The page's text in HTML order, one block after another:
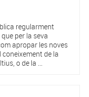
regularment
per la seva
apropar les noves
de la
o de la ...